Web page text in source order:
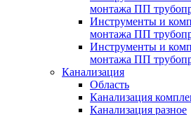
монтажа ПП
Инструменты и
монтажа ПП
Инструменты и
монтажа ПП
Канализация
Область
Канализация
Канализация разное